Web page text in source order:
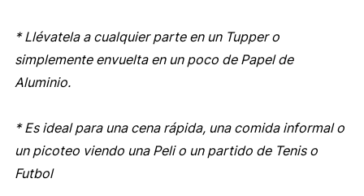
* Llévatela a cualquier parte en un Tupper o
simplemente envuelta en un poco de Papel de
Aluminio.
* Es ideal para una cena rápida, una comida informal o
un picoteo viendo una Peli o un partido de Tenis o
Futbol